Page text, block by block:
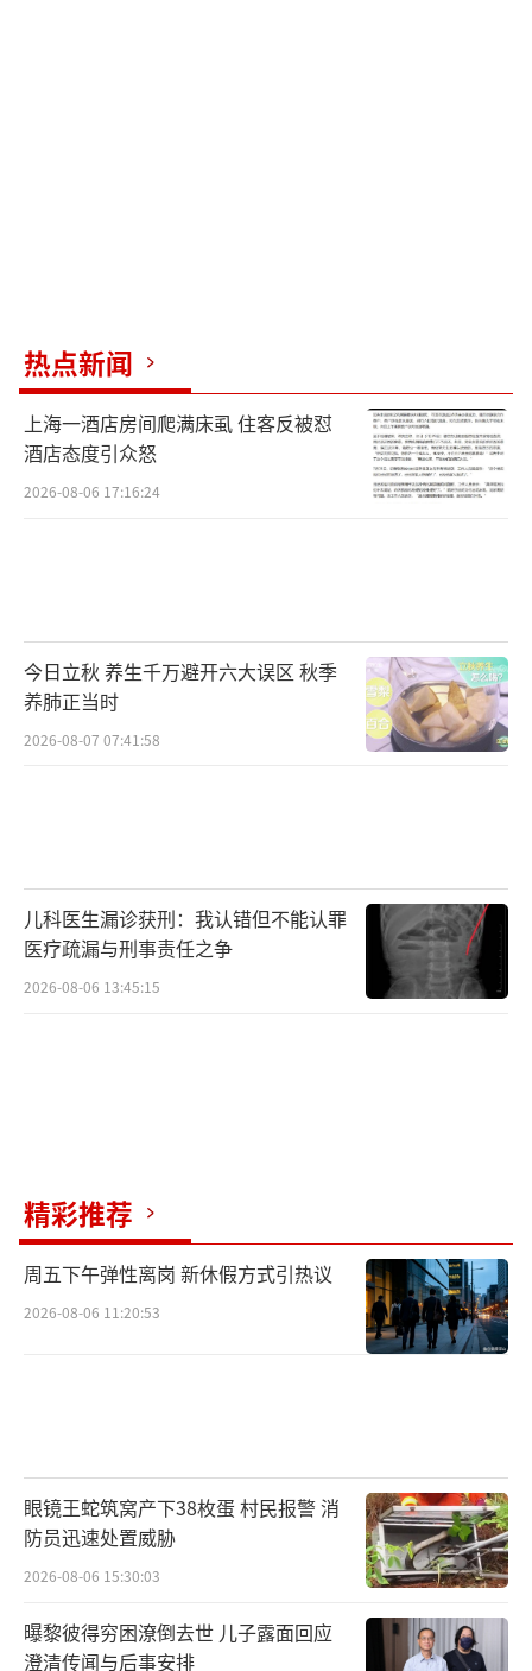
热点新闻
上海一酒店房间爬满床虱 住客反被怼
酒店态度引众怒
2026-08-06 17:16:24
今日立秋 养生千万避开六大误区 秋季
养肺正当时
2026-08-07 07:41:58
儿科医生漏诊获刑：我认错但不能认罪
医疗疏漏与刑事责任之争
2026-08-06 13:45:15
精彩推荐
周五下午弹性离岗 新休假方式引热议
2026-08-06 11:20:53
眼镜王蛇筑窝产下38枚蛋 村民报警 消
防员迅速处置威胁
2026-08-06 15:30:03
曝黎彼得穷困潦倒去世 儿子露面回应
澄清传闻与后事安排